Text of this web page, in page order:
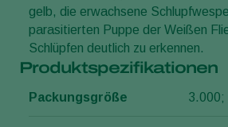
gelb, die erwachsene
parasitierten Puppe der Weißen
Schlüpfen deutlich zu erkennen.
Produktspezifikationen
Packungsgröße 3.000;